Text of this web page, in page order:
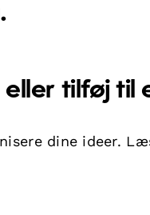
.
tilføj til
dine ideer.